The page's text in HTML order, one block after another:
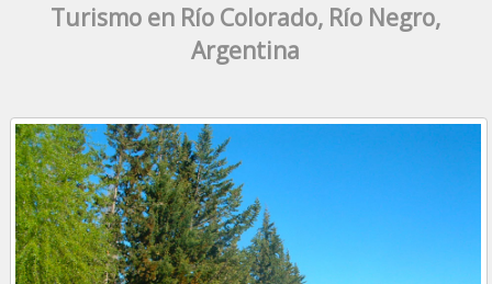
Turismo en Río Colorado, Río Negro,
Argentina